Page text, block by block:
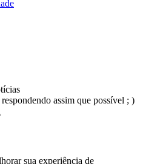
assim que possível ; )
sua experiência de